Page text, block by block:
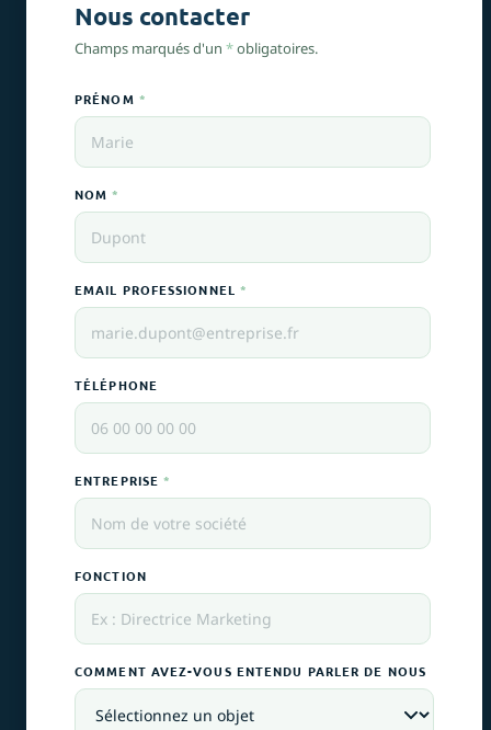
Nous contacter
Champs marqués d'un *obligatoires.
PRÉNOM *
NOM*
EMAIL PROFESSIONNEL *
TÉLÉPHONE
ENTREPRISE*
FONCTION
COMMENT AVEZ-VOUS ENTENDU PARLER DE NOUS